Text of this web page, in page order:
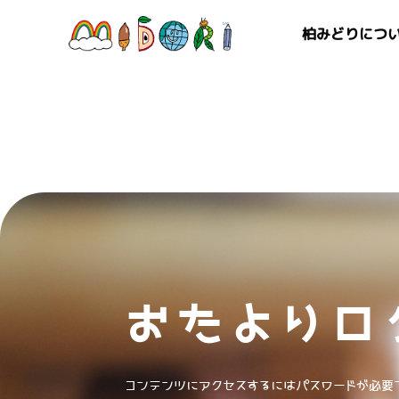
柏みどりにつ
おたよりロ
コンテンツにアクセスするにはパスワードが必要